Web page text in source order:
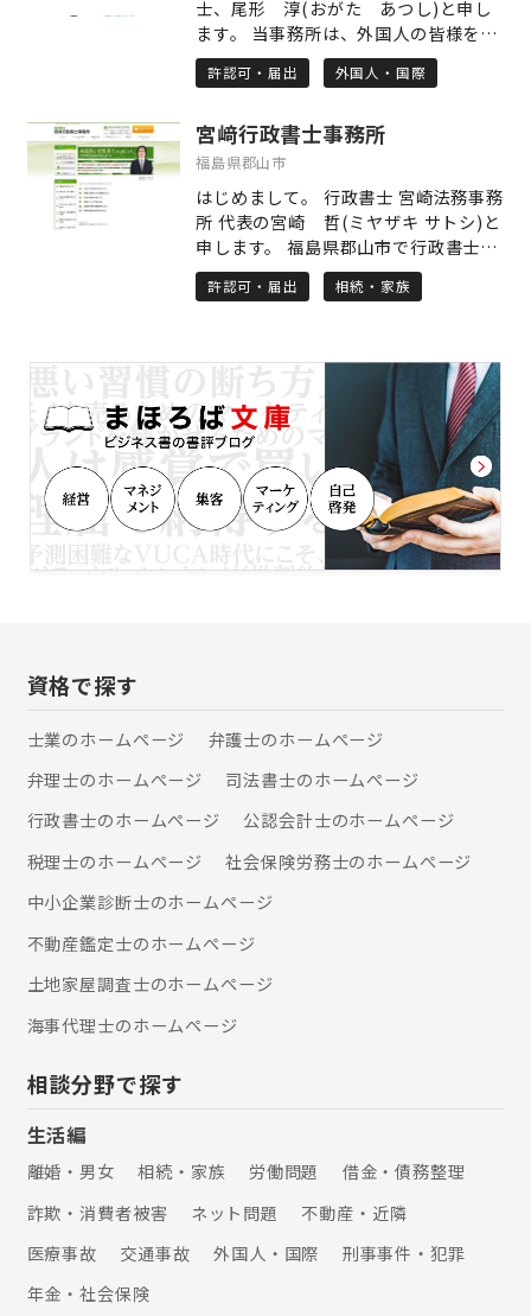
います。 人材の雇用に関する労働・社
会保険、就業規則など労働関係法令に
基づく労務管理に関する手続等を行う
とともに、雇用関係助成金の活用を通
じて企業の人材戦略の支援を行ってい
ます。 具体的な取扱業務の内容は次の
とおりです。 ・助成金申請（雇用保険
事業） ・労務管理サポート（労働関係
法令への対応、労働・社会保険諸法令
に基づく諸手続） ・事業運営のための
許認可申請（介護保険事業指定申請
等） ・人事制度構築（就業規則および
県福島市生まれ 名古屋商科大学大学院
マネジメント研究科修了（MBA経営学
修士） 2003年に行政書士・社会保険
労務士佐藤巨人事務所（現在 行政書士
法人ニア・コンサルティング、社会保
険労務士法人ニア・コンサルティン
グ）を開業し、中小企業の起業・運営
や人事労務管理、補助金・助成金申請
等の支援業務に従事。その後、NPO法
社を設立し、代表取締役を務める。ま
た2011年からは、労働保険事務組合労
の労働保険事務に従事する。2013年に
中小企業診断士となり、コンサルティ
ルティングや事業計画策定支援事業を
展開するなど活動の幅を広げている。
士、尾形 淳(おがた あつし)と申し
ます。 当事務所は、外国人の皆様を対
象とした入管・在留・ビザ関係の諸申
請を専門に行っております。私自身前
の皆様の手続きを担当しておりまし
た。その経験を活かして、丁寧かつス
ていただきます。 上記以外の各種許認
可業務についても対応可能です。 ま
た、初回無料相談・無料見積りも実施
しておりますので、ご安心ください。
まずはお気軽にお問合せ、ご相談くだ
士」を目標に、皆様お悩み解決のお手
伝いができることを心から願っており
ます。
許認可・届出 外国人・国際
宮﨑行政書士事務所
福島県郡山市
はじめまして。 行政書士 宮崎法務事務
所 代表の宮崎 哲(ミヤザキ サトシ)と
申します。 福島県郡山市で行政書士を
しております。 当事務所では、車庫証
明や名義変更などお車に関すること、
することなど、皆様の様々なお悩み事
について、問題解決のお手伝いをして
おります。 業務においては、「親切・
丁寧」をモットーに、真心込めて対応
させていただきます。 また、無料相
談・無料見積りも実施しておりますの
で、ご安心ください。 まずはお気軽に
お問合せ、ご相談ください。 「まちの
法律家」行政書士 宮崎、あなたのお悩
許認可・届出 相続・家族
資格で探す
士業のホームぺージ
弁護士のホームぺージ
弁理士のホームぺージ
司法書士のホームぺージ
行政書士のホームぺージ
公認会計士のホームぺージ
税理士のホームぺージ
社会保険労務士のホームぺージ
中小企業診断士のホームぺージ
不動産鑑定士のホームぺージ
土地家屋調査士のホームぺージ
海事代理士のホームぺージ
相談分野で探す
生活編
離婚・男女 相続・家族 労働問題
借金・債務整理
詐欺・消費者被害
ネット問題
不動産・近隣
医療事故
交通事故 外国人・国際
刑事事件・犯罪
年金・社会保険